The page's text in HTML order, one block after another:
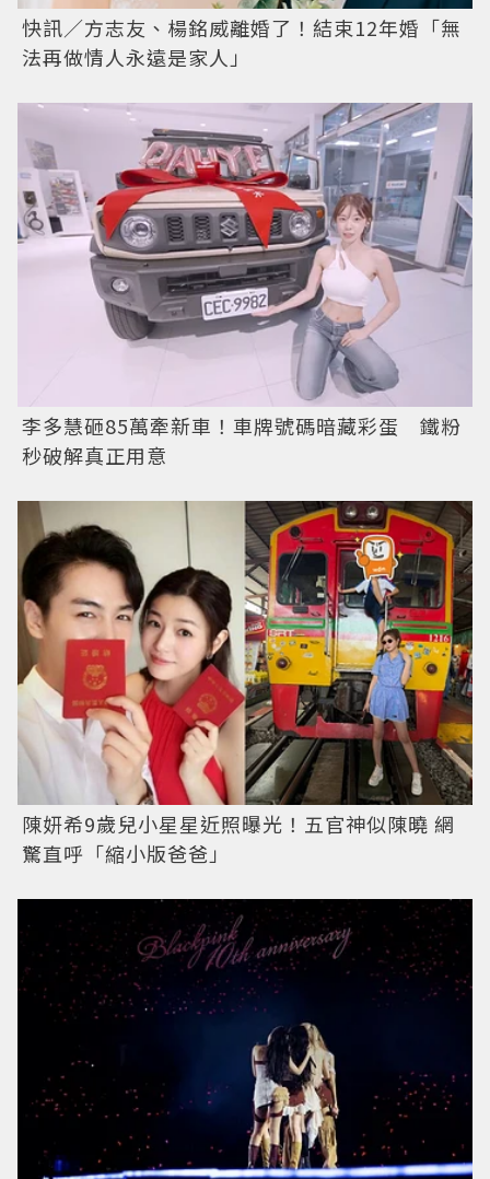
快訊／方志友、楊銘威離婚了！結束12年婚「無
法再做情人永遠是家人」
李多慧砸85萬牽新車！車牌號碼暗藏彩蛋 鐵粉
秒破解真正用意
陳妍希9歲兒小星星近照曝光！五官神似陳曉 網
驚直呼「縮小版爸爸」